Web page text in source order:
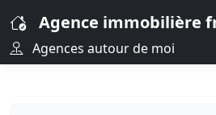
Agence immobilière
Agences autour de moi